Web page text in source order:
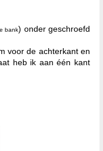
bank) onder geschroefd
voor de achterkant en
heb ik aan één kant